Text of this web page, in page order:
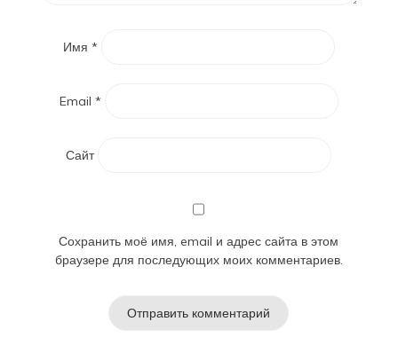
Имя *
Email *
Сайт
Сохранить моё имя, email и адрес сайта в этом
браузере для последующих моих комментариев.